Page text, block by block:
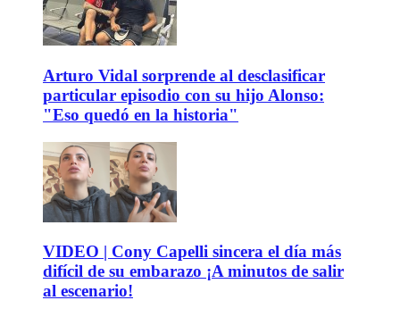
Arturo Vidal sorprende al desclasificar
particular episodio con su hijo Alonso:
"Eso quedó en la historia"
VIDEO | Cony Capelli sincera el día más
difícil de su embarazo ¡A minutos de salir
al escenario!